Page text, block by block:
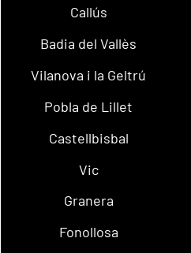
Callús
Badia del Vallès
Vilanova i la Geltrú
Pobla de Lillet
Castellbisbal
Vic
Granera
Fonollosa